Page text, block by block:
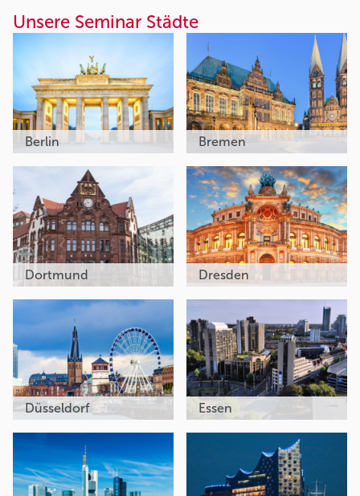
Unsere Seminar Städte
Berlin Bremen
Dortmund Dresden
Düsseldorf Essen